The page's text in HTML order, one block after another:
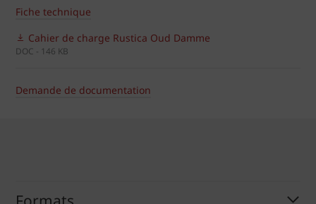
Fiche technique
Cahier de charge Rustica Oud Damme
DOC - 146 KB
Demande de documentation